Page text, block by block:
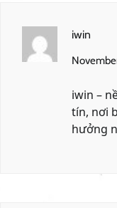
iwin
iwin –
tín, nơi
hưởng